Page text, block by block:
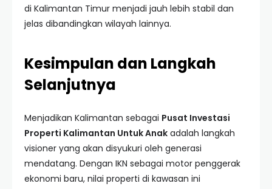
di Kalimantan Timur menjadi jauh lebih stabil dan
jelas dibandingkan wilayah lainnya.
Kesimpulan dan Langkah
Selanjutnya
Menjadikan Kalimantan sebagai Pusat Investasi
Properti Kalimantan Untuk Anak adalah langkah
visioner yang akan disyukuri oleh generasi
mendatang. Dengan IKN sebagai motor penggerak
ekonomi baru, nilai properti di kawasan ini